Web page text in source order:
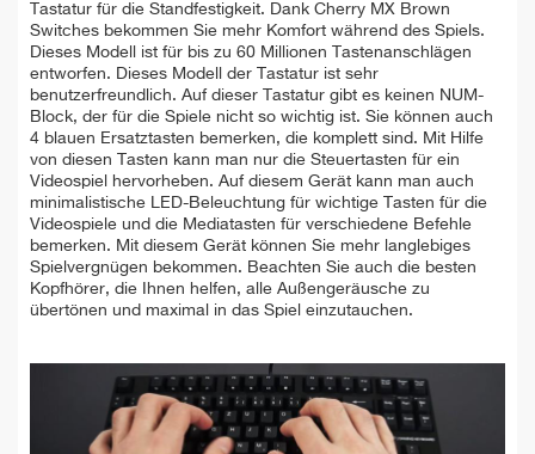
Tastatur für die Standfestigkeit. Dank Cherry MX Brown
Switches bekommen Sie mehr Komfort während des Spiels.
Dieses Modell ist für bis zu 60 Millionen Tastenanschlägen
entworfen. Dieses Modell der Tastatur ist sehr
benutzerfreundlich. Auf dieser Tastatur gibt es keinen NUM-
Block, der für die Spiele nicht so wichtig ist. Sie können auch
4 blauen Ersatztasten bemerken, die komplett sind. Mit Hilfe
von diesen Tasten kann man nur die Steuertasten für ein
Videospiel hervorheben. Auf diesem Gerät kann man auch
minimalistische LED-Beleuchtung für wichtige Tasten für die
Videospiele und die Mediatasten für verschiedene Befehle
bemerken. Mit diesem Gerät können Sie mehr langlebiges
Spielvergnügen bekommen. Beachten Sie auch die besten
Kopfhörer, die Ihnen helfen, alle Außengeräusche zu
übertönen und maximal in das Spiel einzutauchen.